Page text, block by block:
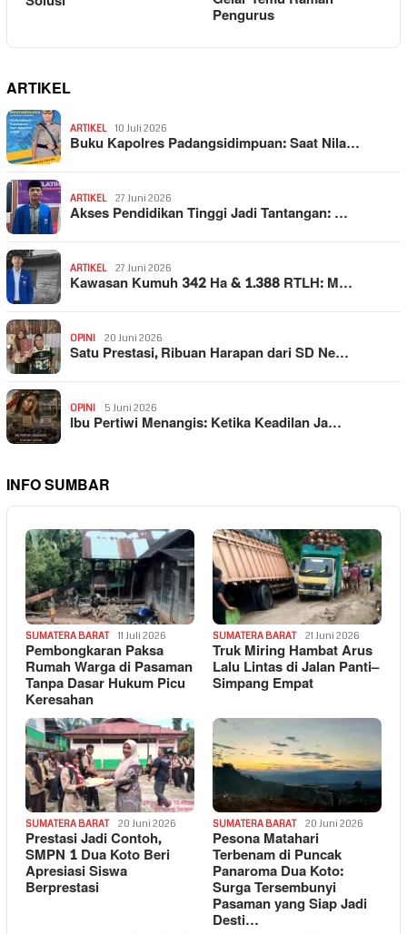
Pengurus
ARTIKEL
ARTIKEL 10 Juli 2026
Buku Kapolres Padangsidimpuan: Saat Nila…
ARTIKEL 27 Juni 2026
Akses Pendidikan Tinggi Jadi Tantangan: …
ARTIKEL 27 Juni 2026
Kawasan Kumuh 342 Ha & 1.388 RTLH: M…
OPINI 20 Juni 2026
Satu Prestasi, Ribuan Harapan dari SD Ne…
OPINI 5 Juni 2026
Ibu Pertiwi Menangis: Ketika Keadilan Ja…
INFO SUMBAR
SUMATERA BARAT 11 Juli 2026
Pembongkaran Paksa
Rumah Warga di Pasaman
Tanpa Dasar Hukum Picu
Keresahan
SUMATERA BARAT 21 Juni 2026
Truk Miring Hambat Arus
Lalu Lintas di Jalan Panti–
Simpang Empat
SUMATERA BARAT 20 Juni 2026
Prestasi Jadi Contoh,
SMPN 1 Dua Koto Beri
Apresiasi Siswa
Berprestasi
SUMATERA BARAT 20 Juni 2026
Pesona Matahari
Terbenam di Puncak
Panaroma Dua Koto:
Surga Tersembunyi
Pasaman yang Siap Jadi
Desti…